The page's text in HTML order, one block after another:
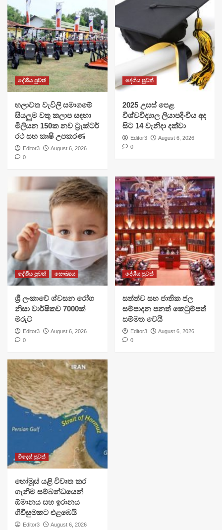
දේශීය පුවත්
හලාවත වැවිලි සමාගමේ
සියලුම වතු කලාප සඳහා
මිලියන 150ක නව ට්‍රැක්ටර්
රථ සහ කෘෂි උපකරණ
Editor3
August 6, 2026
0
දේශීය පුවත්
​2025 උසස් පෙළ
විශ්වවිද්‍යාල ලියාපදිංචිය අද
සිට 14 වැනිදා දක්වා
Editor3
August 6, 2026
0
දේශීය පුවත් සෞඛ්‍යය
ශ්‍රී ලංකාවේ ශ්වසන රෝග
නිසා වාර්ෂිකව 7000ක්
මරුට
Editor3
August 6, 2026
0
දේශීය පුවත්
සත්ත්ව සහ ජාතික ජල
සම්පාදන පනත් කෙටුම්පත්
සම්මත වෙයි
Editor3
August 6, 2026
0
විදෙස් පුවත්
හෝමූස් යළි විවෘත කර
ගැනීම සම්බන්ධයෙන්
ඕමානය සහ ඉරානය
ගිවිසුමකට එළඹෙයි
Editor3
August 6, 2026